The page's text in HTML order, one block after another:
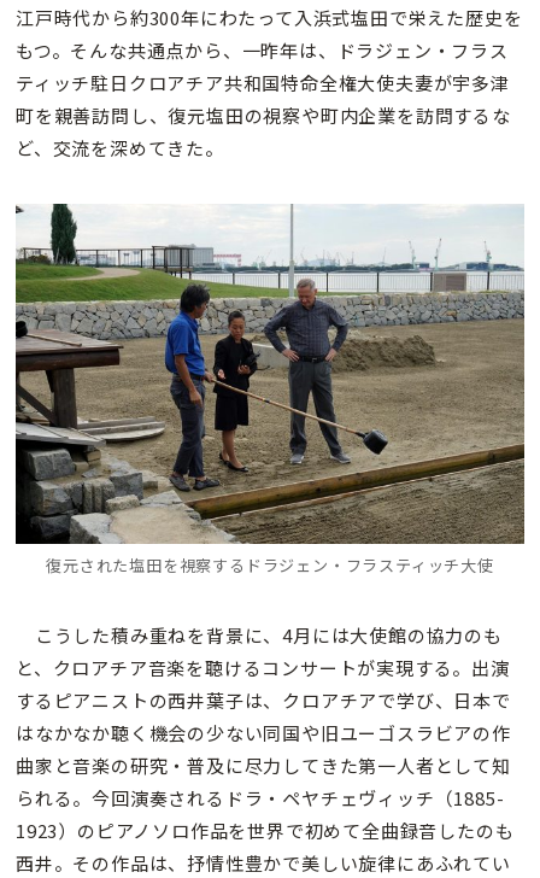
江戸時代から約300年にわたって入浜式塩田で栄えた歴史を
もつ。そんな共通点から、一昨年は、ドラジェン・フラス
ティッチ駐日クロアチア共和国特命全権大使夫妻が宇多津
町を親善訪問し、復元塩田の視察や町内企業を訪問するな
ど、交流を深めてきた。
復元された塩田を視察する ドラジェン・ フラスティッチ大使
こうした積み重ねを背景に、4月には大使館の協力のも
と、クロアチア音楽を聴けるコンサートが実現する。出演
するピアニストの西井葉子は、クロアチアで学び、日本で
はなかなか聴く機会の少ない同国や旧ユーゴスラビアの作
曲家と音楽の研究・普及に尽力してきた第一人者として知
られる。今回演奏されるドラ・ペヤチェヴィッチ（1885-
1923）のピアノソロ作品を世界で初めて全曲録音したのも
西井。その作品は、抒情性豊かで美しい旋律にあふれてい